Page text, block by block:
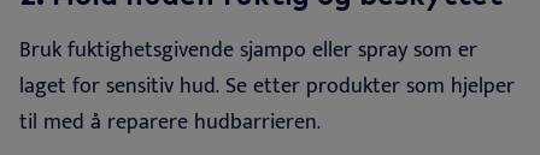
Bruk fuktighetsgivende sjampo eller spray som er
laget for sensitiv hud. Se etter produkter som hjelper
til med å reparere hudbarrieren.